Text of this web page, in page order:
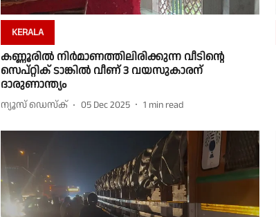
KERALA
കണ്ണൂരിൽ നിർമാണത്തിലിരിക്കുന്ന വീടിൻ്റെ
സെപ്റ്റിക് ടാങ്കിൽ വീണ് 3 വയസുകാരന്
ദാരുണാന്ത്യം
ന്യൂസ് ഡെസ്ക് 05 Dec 2025 1 min read